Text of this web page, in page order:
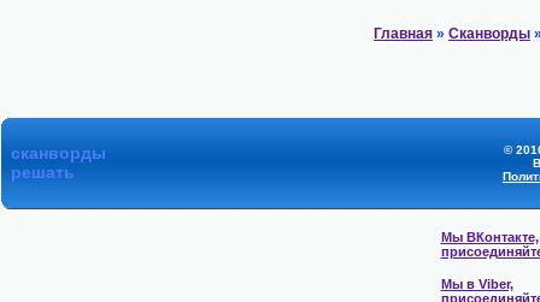
Главная » Сканворды
сканворды
решать
©
Мы ВКонтакте,
Мы в Viber,